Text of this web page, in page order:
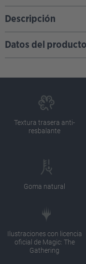
Descripción
Datos del producto
Textura trasera anti-
resbalante
Goma natural
Ilustraciones con licencia
oficial de Magic: The
Gathering